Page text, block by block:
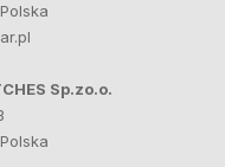
Sp.zo.o.